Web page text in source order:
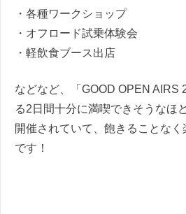
・各種ワークショップ
・オフロード試乗体験会
・軽飲食ブース出店
などなど、「GOOD OPEN AIRS
る2日間十分に満喫できそうなほ
開催されていて、飽きることなく
です！